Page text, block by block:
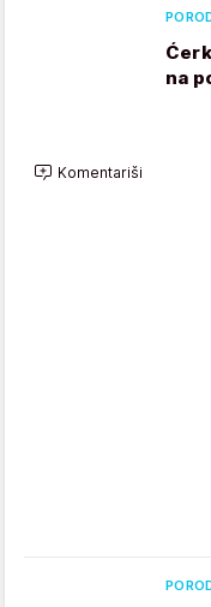
na
Komentariši